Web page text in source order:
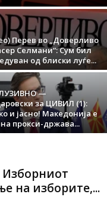
Перев во „Доверливо
Селмани“: Сум бил
од блиски луѓе...
—
за ЦИВИЛ (1):
и јасно! Македонија е
прокси-држава...
Изборниот
на изборите,...